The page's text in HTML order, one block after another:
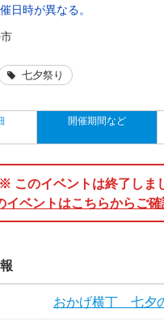
日時が異なる。
七夕祭り
開催期間など
※ このイベントは終了しま
イベントはこちらからご確
おかげ横丁 七夕